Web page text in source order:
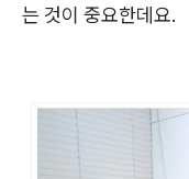
는 것이 중요한데요.